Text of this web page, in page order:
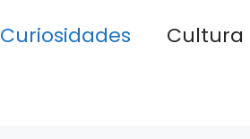
Curiosidades Cultura